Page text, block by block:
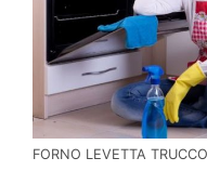
FORNO LEVETTA